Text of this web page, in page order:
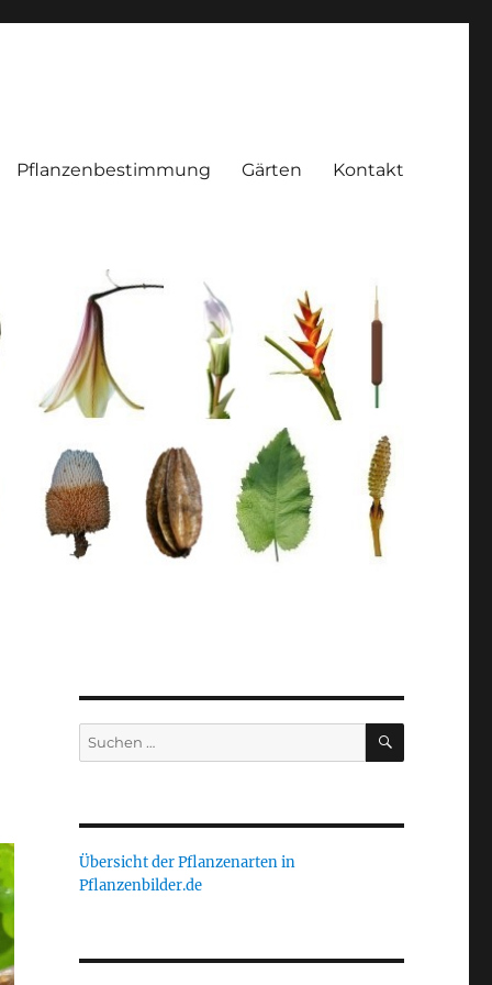
Pflanzenbestimmung Gärten Kontakt
Suche
nach:
SUCHEN
Übersicht der Pflanzenarten in
Pflanzenbilder.de